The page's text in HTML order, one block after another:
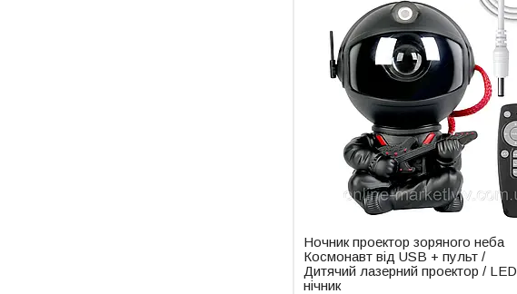
Ночник проектор зоряного неба
Космонавт від USB + пульт /
Дитячий лазерний проектор / LED
нічник